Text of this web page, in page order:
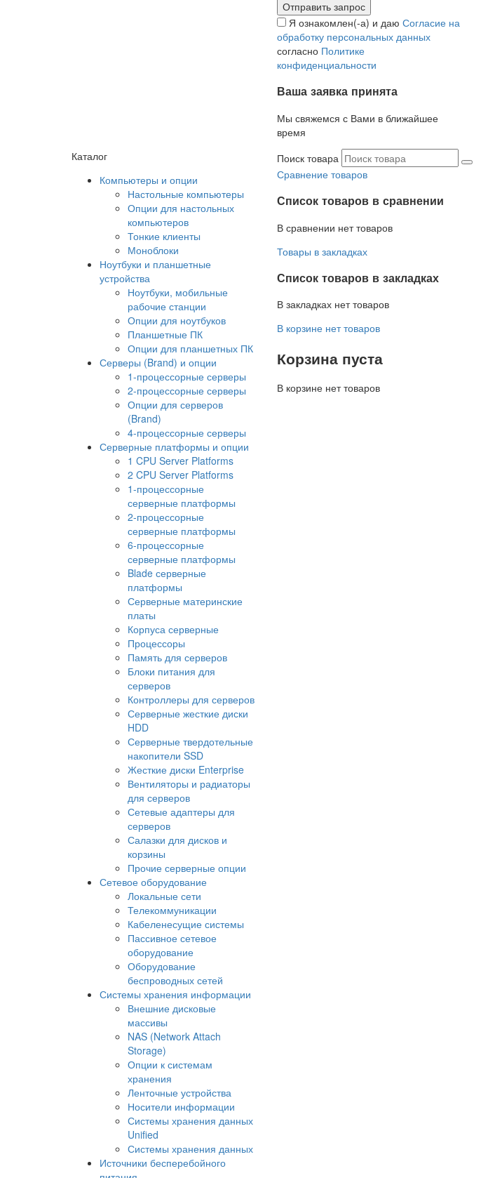
Я ознакомлен(-а) и даю Согласие на
обработку персональных данных
согласно Политике
конфиденциальности
Ваша заявка принята
Мы свяжемся с Вами в ближайшее
время
Каталог
Компьютеры и опции
Настольные компьютеры
Опции для настольных
компьютеров
Тонкие клиенты
Моноблоки
Ноутбуки и планшетные
устройства
Ноутбуки, мобильные
рабочие станции
Опции для ноутбуков
Планшетные ПК
Опции для планшетных ПК
Серверы (Brand) и опции
1-процессорные серверы
2-процессорные серверы
Опции для серверов
(Brand)
4-процессорные серверы
Серверные платформы и опции
1 CPU Server Platforms
2 CPU Server Platforms
1-процессорные
серверные платформы
2-процессорные
серверные платформы
6-процессорные
серверные платформы
Blade серверные
платформы
Серверные материнские
платы
Корпуса серверные
Процессоры
Память для серверов
Блоки питания для
серверов
Контроллеры для серверов
Серверные жесткие диски
HDD
Серверные твердотельные
накопители SSD
Жесткие диски Enterprise
Вентиляторы и радиаторы
для серверов
Сетевые адаптеры для
серверов
Салазки для дисков и
корзины
Прочие серверные опции
Сетевое оборудование
Локальные сети
Телекоммуникации
Кабеленесущие системы
Пассивное сетевое
оборудование
Оборудование
беспроводных сетей
Системы хранения информации
Внешние дисковые
массивы
NAS (Network Attach
Storage)
Опции к системам
хранения
Ленточные устройства
Носители информации
Системы хранения данных
Unified
Системы хранения данных
Источники бесперебойного
Поиск товара
Сравнение товаров
Список товаров в сравнении
В сравнении нет товаров
Товары в закладках
Список товаров в закладках
В закладках нет товаров
В корзине нет товаров
Корзина пуста
В корзине нет товаров